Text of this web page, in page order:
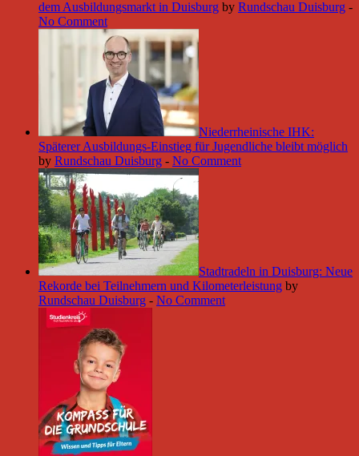
dem Ausbildungsmarkt in Duisburg by Rundschau Duisburg -
No Comment
Niederrheinische IHK:
Späterer Ausbildungs-Einstieg für Jugendliche bleibt möglich
by Rundschau Duisburg - No Comment
Stadtradeln in Duisburg: Neue
Rekorde bei Teilnehmern und Kilometerleistung by
Rundschau Duisburg - No Comment